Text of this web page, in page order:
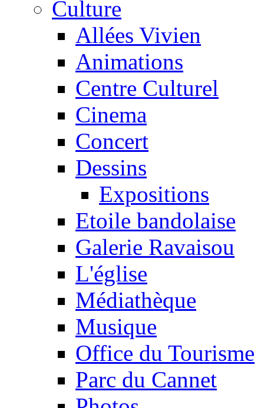
Culture
Allées Vivien
Animations
Centre Culturel
Cinema
Concert
Dessins
Expositions
Etoile bandolaise
Galerie Ravaisou
L'église
Médiathèque
Musique
Office du Tourisme
Parc du Cannet